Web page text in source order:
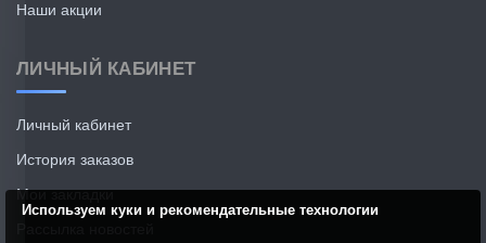
Наши акции
ЛИЧНЫЙ КАБИНЕТ
Личный кабинет
История заказов
Мои закладки
Используем куки и рекомендательные технологии